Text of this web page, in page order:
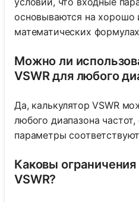
основываются на хорошо
математических
Можно ли
VSWR для любого
Да, калькулятор VSWR
любого диапазона
параметры
Каковы ограничения
VSWR?